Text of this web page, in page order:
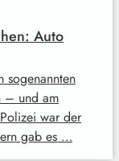
Auto
sogenannten
– und am
war der
gab es …